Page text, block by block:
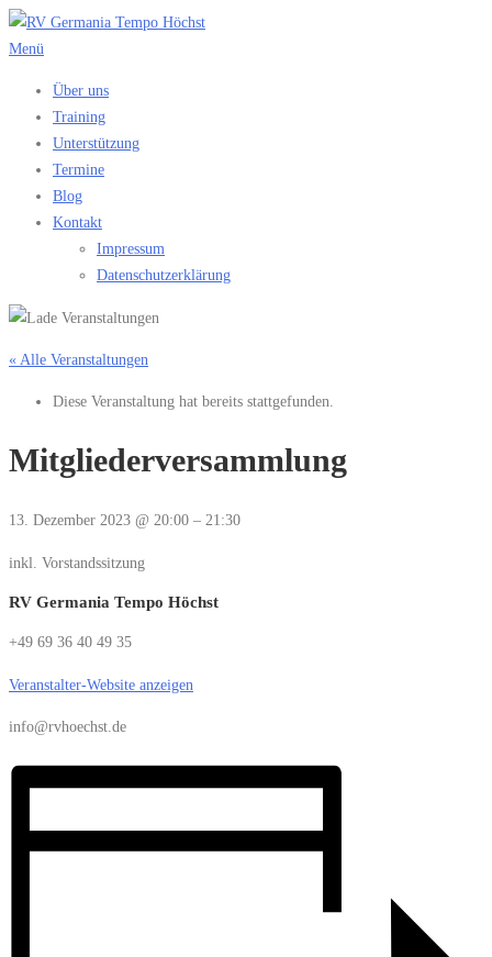
Zum
Inhalt
Menü
Über uns
Training
Unterstützung
Termine
Blog
Kontakt
Impressum
Datenschutzerklärung
« Alle Veranstaltungen
Diese Veranstaltung hat bereits stattgefunden.
Mitgliederversammlung
13. Dezember 2023 @ 20:00 – 21:30
inkl. Vorstandssitzung
RV Germania Tempo Höchst
+49 69 36 40 49 35
Veranstalter-Website anzeigen
info@rvhoechst.de